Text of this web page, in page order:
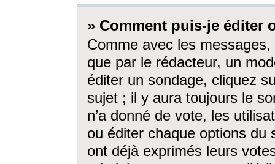
» Comment puis-je éditer
Comme avec les
que par le rédacteur, un
éditer un sondage, cliquez
sujet ; il y aura toujours le
n’a donné de vote, les
ou éditer chaque options du
ont déjà exprimés leurs